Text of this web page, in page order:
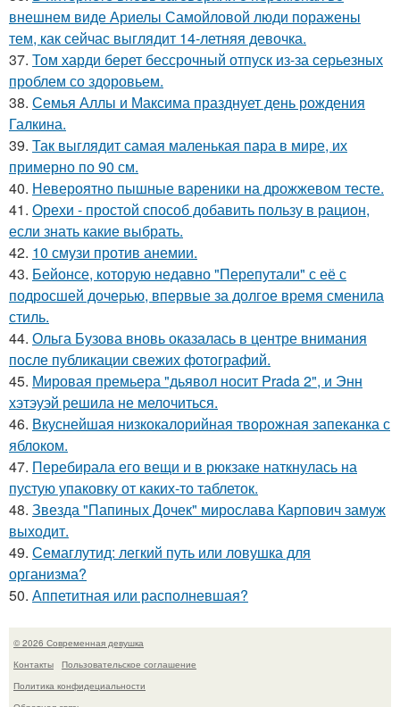
внешнем виде Ариелы Самойловой люди поражены
тем, как сейчас выглядит 14-летняя девочка.
37. Том харди берет бессрочный отпуск из-за серьезных
проблем со здоровьем.
38. Семья Аллы и Максима празднует день рождения
Галкина.
39. Так выглядит самая маленькая пара в мире, их
примерно по 90 см.
40. Невероятно пышные вареники на дрожжевом тесте.
41. Орехи - простой способ добавить пользу в рацион,
если знать какие выбрать.
42. 10 смузи против анемии.
43. Бейонсе, которую недавно "Перепутали" с её с
подросшей дочерью, впервые за долгое время сменила
стиль.
44. Ольга Бузова вновь оказалась в центре внимания
после публикации свежих фотографий.
45. Мировая премьера "дьявол носит Prada 2", и Энн
хэтэуэй решила не мелочиться.
46. Вкуснейшая низкокалорийная творожная запеканка с
яблоком.
47. Перебирала его вещи и в рюкзаке наткнулась на
пустую упаковку от каких-то таблеток.
48. Звезда "Папиных Дочек" мирослава Карпович замуж
выходит.
49. Семаглутид: легкий путь или ловушка для
организма?
50. Аппетитная или располневшая?
© 2026 Современная девушка
Контакты
Пользовательское соглашение
Политика конфидециальности